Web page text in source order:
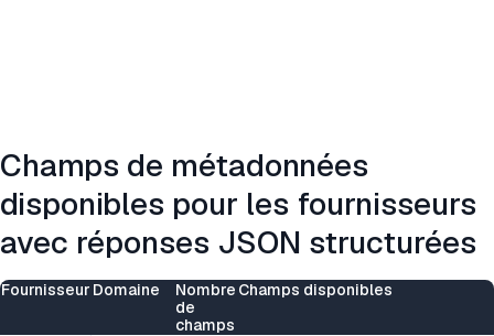
Champs de métadonnées
disponibles pour les fournisseurs
avec réponses JSON structurées
Fournisseur Domaine
Nombre
de
champs
Champs disponibles